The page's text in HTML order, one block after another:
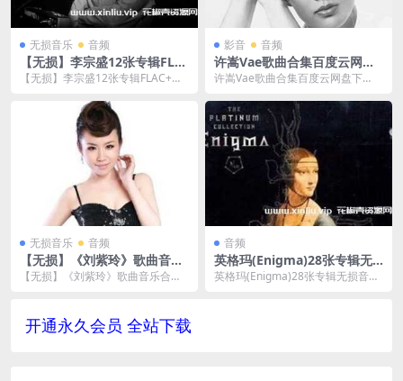
无损音乐 音频
【无损】李宗盛12张专辑FLA
C+MP3歌曲音乐合集-百度云
【无损】李宗盛12张专辑FLAC+MP
影音 音频
许嵩Vae歌曲合集百度云网盘
下载(2009-2020年26张专辑/
许嵩Vae歌曲合集百度云网盘下
单曲)，...
无损音乐 音频
【无损】《刘紫玲》歌曲音乐
合集WAV-百度云网盘下载
【无损】《刘紫玲》歌曲音乐合
音频
英格玛(Enigma)28张专辑无
损音质音乐合集[WAV/17.78G
B]百度云网盘下载
英格玛(Enigma)28张专辑无损音质
开通永久会员 全站下载